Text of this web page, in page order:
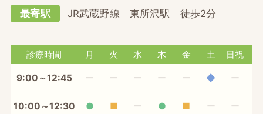
最寄駅
JR武蔵野線 東所沢駅 徒歩2分
診療時間 月 火 水 木 金 土 日祝
9:00～12:45 ー ー ー ー ー ◆ ー
10:00～12:30 ● ■ ー ● ■ ー ー